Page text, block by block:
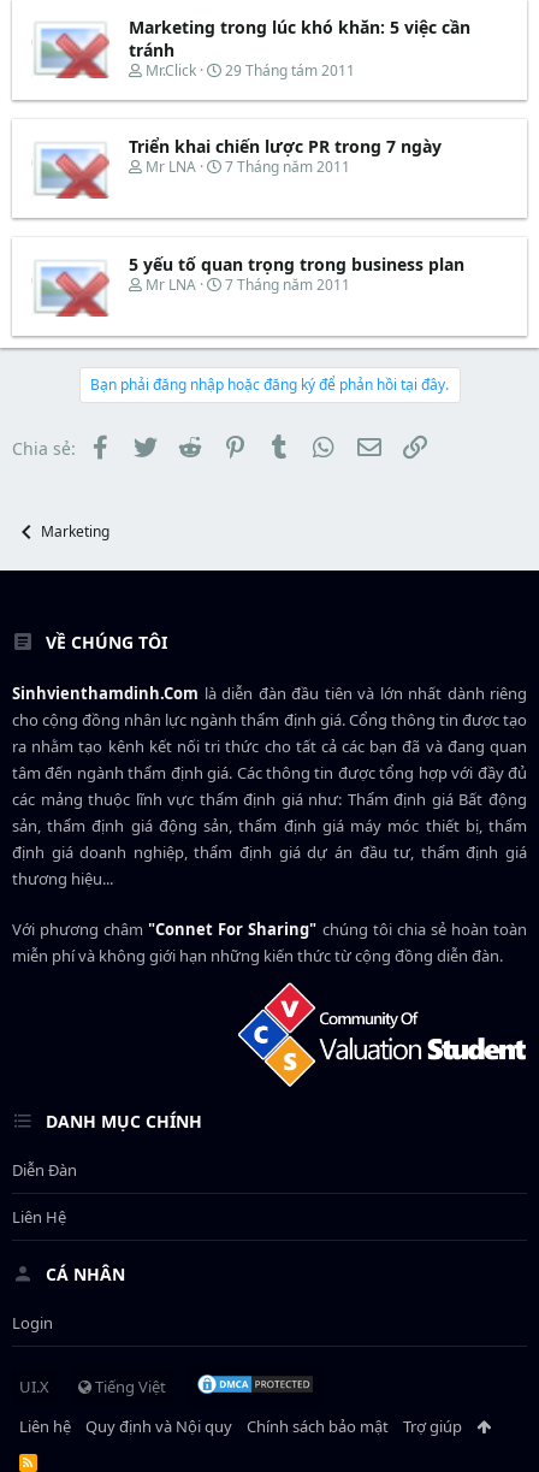
e
r
a
d
s
a
t
e
b
t
ầ
Marketing trong lúc khó khăn: 5 việc cần
tránh
T
r
a
d
a
t
e
Mr.Click
N
à
b
ắ
ầ
29 Tháng tám 2011
Triển khai chiến lược PR trong 7 ngày
T
e
d
s
r
e
r
Mr LNA
N
y
ắ
t
u
7 Tháng năm 2011
5 yếu tố quan trọng trong business plan
T
e
d
s
a
r
Mr LNA
N
y
ắ
t
ầ
u
7 Tháng năm 2011
Bạn phải đăng nhập hoặc đăng ký để phản hồi tại đây.
Chia sẻ: Facebook
TwitterReddit PinterestTumblr WhatsApp
EmailLink
Marketing
VỀ CHÚNG TÔI
Sinhvienthamdinh.Com là diễn đàn đầu tiên và lớn nhất dành riêng
cho cộng đồng nhân lực ngànhthẩm định giá. Cổng thông tin được tạo
ra nhằm tạo kênh kết nối tri thức cho tất cả các bạn đã và đang quan
tâm đến ngành thẩm định giá. Các thông tin được tổng hợp với đầy đủ
các mảng thuộc lĩnh vực thẩm định giá như: Thẩm định giá Bất động
sản, thẩm định giá động sản, thẩm định giá máy móc thiết bị, thẩm
định giá doanh nghiệp, thẩm định giá dự án đầu tư, thẩm định giá
thương hiệu...
Với phương châm"Connet For Sharing" chúng tôi chia sẻ hoàn toàn
miễn phí và không giới hạn những kiến thức từ cộng đồng diễn đàn.
DANH MỤC CHÍNH
Diễn Đàn
Liên Hệ
CÁ NHÂN
Login
UI.X
Tiếng Việt
Liên hệ
Quy định và Nội quy Chính sách bảo mật Trợ giúp
R